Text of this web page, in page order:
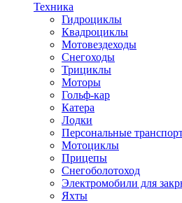
Техника
Гидроциклы
Квадроциклы
Мотовездеходы
Снегоходы
Трициклы
Моторы
Гольф-кар
Катера
Лодки
Персональные
Мотоциклы
Прицепы
Снегоболотоход
Электромобили для
Яхты